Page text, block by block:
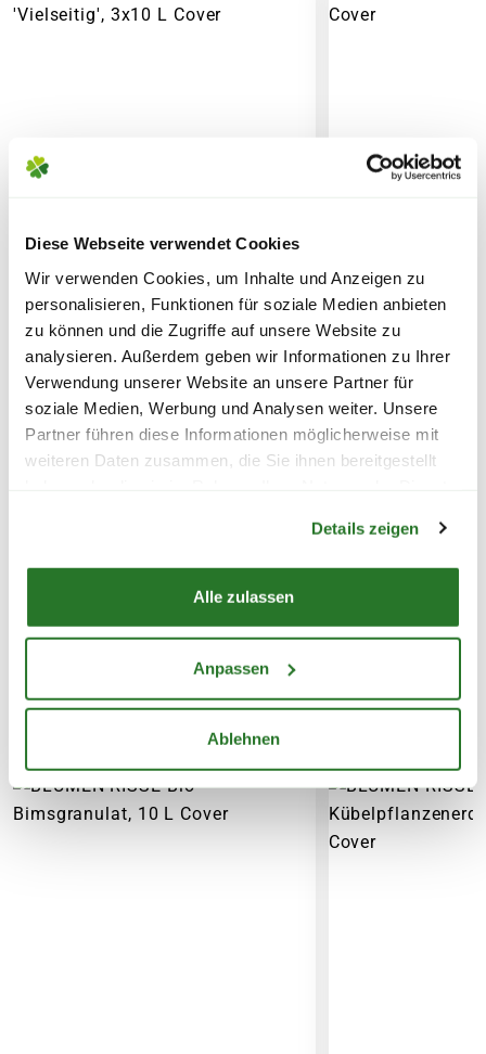
Diese Webseite verwendet Cookies
Wir verwenden Cookies, um Inhalte und Anzeigen zu
personalisieren, Funktionen für soziale Medien anbieten
zu können und die Zugriffe auf unsere Website zu
analysieren. Außerdem geben wir Informationen zu Ihrer
Verwendung unserer Website an unsere Partner für
soziale Medien, Werbung und Analysen weiter. Unsere
Partner führen diese Informationen möglicherweise mit
weiteren Daten zusammen, die Sie ihnen bereitgestellt
Details zeigen
Alle zulassen
Anpassen
Ablehnen
Zubehör)
14,95€
SPEDITIONSVERSAND
29,95€
FLORAGARD Bio-Blumenerde
'Vielseitig', 3x10 L
21,99
FLORAGARD
L
5,50
WEITERE PRODUKTE